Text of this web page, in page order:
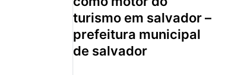
turismo em salvador –
prefeitura municipal
de salvador